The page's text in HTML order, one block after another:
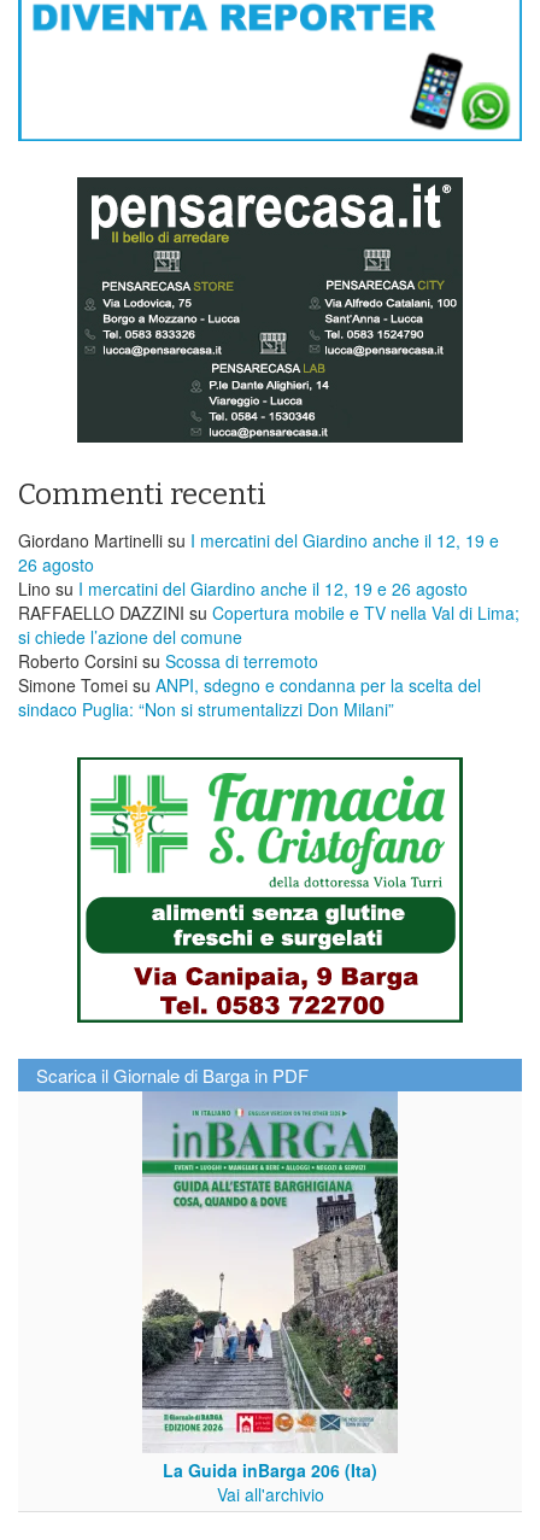
Commenti recenti
Giordano Martinelli su I mercatini del Giardino anche il 12, 19 e
26 agosto
Lino su I mercatini del Giardino anche il 12, 19 e 26 agosto
RAFFAELLO DAZZINI su ​Copertura mobile e TV nella Val di Lima;
si chiede l’azione del comune
Roberto Corsini su Scossa di terremoto
Simone Tomei su ANPI, sdegno e condanna per la scelta del
sindaco Puglia: “Non si strumentalizzi Don Milani”
Scarica il Giornale di Barga in PDF
La Guida inBarga 206 (Ita)
Vai all'archivio